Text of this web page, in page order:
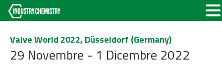
Valve World 2022, Düsseldorf (Germany)
29 Novembre - 1 Dicembre 2022